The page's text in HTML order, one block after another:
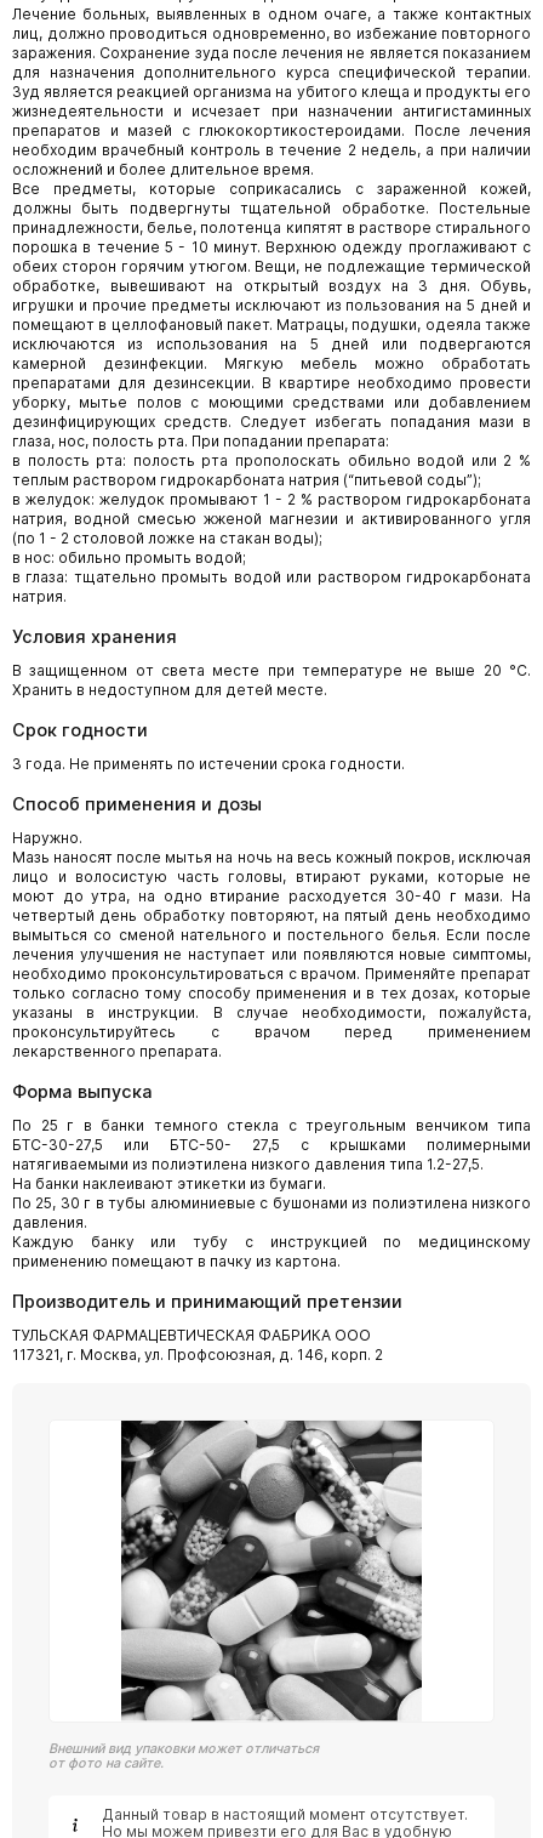
Лечение больных, выявленных в одном очаге, а также контактных
лиц, должно прово­диться одновременно, во избежание повторного
заражения. Сохранение зуда после лече­ния не является показанием
для назначения дополнительного курса специфической тера­пии.
Зуд является реакцией организма на убитого клеща и продукты его
жизнедеятельно­сти и исчезает при назначении антигистаминных
препаратов и мазей с глюкокортикосте­роидами. После лечения
необходим врачебный контроль в течение 2 недель, а при нали­чии
осложнений и более длительное время.
Все предметы, которые соприкасались с зараженной кожей,
должны быть подвергнуты тщательной обработке. Постельные
принадлежности, белье, полотенца кипятят в растворе стирального
порошка в течение 5 - 10 минут. Верхнюю одежду проглаживают с
обеих сторон горячим утюгом. Вещи, не подлежащие термической
обработке, вывешивают на открытый воздух на 3 дня. Обувь,
игрушки и прочие предметы исключают из пользования на 5 дней и
помещают в целлофановый пакет. Матрацы, подушки, одеяла также
исключа­ются из использования на 5 дней или подвергаются
камерной дезинфекции. Мягкую ме­бель можно обработать
препаратами для дезинсекции. В квартире необходимо провести
уборку, мытье полов с моющими средствами или добавлением
дезинфицирующих средств. Следует избегать попадания мази в
глаза, нос, полость рта. При попадании препарата:
в полость рта: полость рта прополоскать обильно водой или 2 %
теплым раствором гидрокарбоната натрия (“питьевой соды”);
в желудок: желудок промывают 1 - 2 % раствором гидрокарбоната
натрия, водной смесью жженой магнезии и активированного угля
(по 1 - 2 столовой ложке на стакан воды);
в нос: обильно промыть водой;
в глаза: тщательно промыть водой или раствором гидрокарбоната
натрия.
Условия хранения
В защищенном от света месте при температуре не выше 20 °C.
Хранить в недоступном для детей месте.
Срок годности
3 года. Не применять по истечении срока годности.
Способ применения и дозы
Наружно.
Мазь наносят после мытья на ночь на весь кожный покров, исключая
лицо и волосистую часть головы, втирают руками, которые не
моют до утра, на одно втирание расходуется 30-40 г мази. На
четвертый день обработку повторяют, на пятый день необходимо
вы­мыться со сменой нательного и постельного белья. Если после
лечения улучшения не наступает или появляются новые симптомы,
необходимо проконсультироваться с врачом. Применяйте препарат
только согласно тому способу применения и в тех дозах, которые
указаны в инструкции. В случае необходимости, пожалуйста,
проконсультируйтесь с вра­чом перед применением
лекарственного препарата.
Форма выпуска
По 25 г в банки темного стекла с треугольным венчиком типа
БТС-30-27,5 или БТС-50- 27,5 с крышками полимерными
натягиваемыми из полиэтилена низкого давления типа 1.2-27,5.
На банки наклеивают этикетки из бумаги.
По 25, 30 г в тубы алюминиевые с бушонами из полиэтилена низкого
давления.
Каждую банку или тубу с инструкцией по медицинскому
применению помещают в пачку из картона.
Производитель и принимающий претензии
ТУЛЬСКАЯ ФАРМАЦЕВТИЧЕСКАЯ ФАБРИКА ООО
117321, г. Москва, ул. Профсоюзная, д. 146, корп. 2
Внешний вид упаковки может отличаться
от фото на сайте.
Данный товар в настоящий момент отсутствует.
Но мы можем привезти его для Вас в удобную